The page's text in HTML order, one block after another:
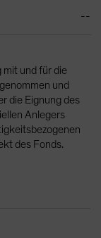
--
mit und für die
und
die Eignung des
Anlegers
des Fonds.